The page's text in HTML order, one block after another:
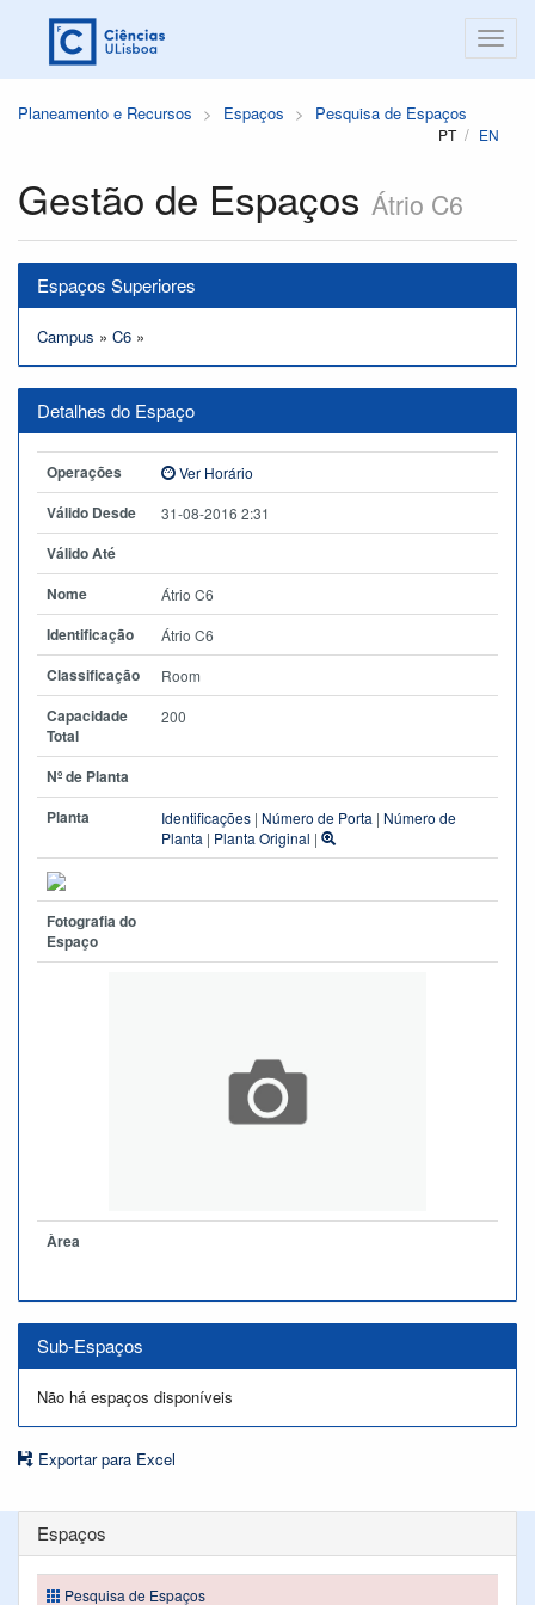
Planeamento e Recursos Espaços Pesquisa de Espaços
PT EN
Gestão de Espaços Átrio C6
Espaços Superiores
Campus » C6 »
Detalhes do Espaço
Operações Ver Horário
Válido Desde 31-08-2016 2:31
Válido Até
Nome
Átrio C6
Identificação Átrio C6
Classificação Room
Capacidade
Total
200
Nº de Planta
Planta
Identificações | Número de Porta | Número de
Planta | Planta Original |
Fotografia do
Espaço
Àrea
Sub-Espaços
Não há espaços disponíveis
Exportar para Excel
Espaços
Pesquisa de Espaços